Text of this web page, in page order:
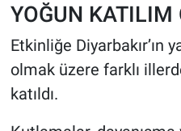
YOĞUN KATILIM
Etkinliğe Diyarbakır’ın
olmak üzere farklı
katıldı.